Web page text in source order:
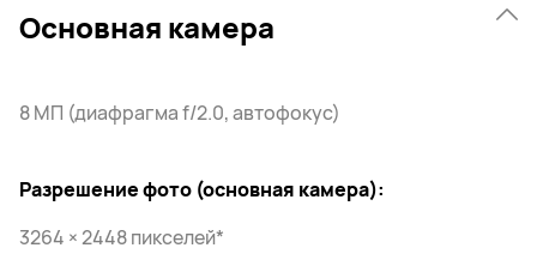
Основная камера
8 МП (диафрагма f/2.0, автофокус)
Разрешение фото (основная камера):
3264 × 2448 пикселей*